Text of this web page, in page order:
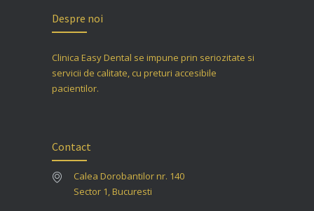
Despre noi
Clinica Easy Dental se impune prin seriozitate si
servicii de calitate, cu preturi accesibile
pacientilor.
Contact
Calea Dorobantilor nr. 140
Sector 1, Bucuresti